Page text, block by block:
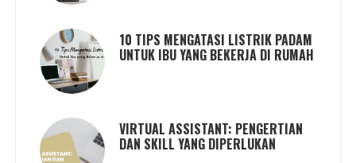
10 TIPS MENGATASI LISTRIK PADAM
UNTUK IBU YANG BEKERJA DI RUMAH
VIRTUAL ASSISTANT: PENGERTIAN
DAN SKILL YANG DIPERLUKAN